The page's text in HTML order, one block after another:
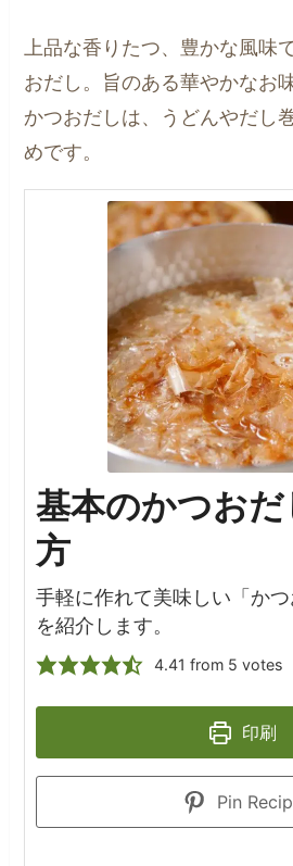
上品な香りたつ、豊かな風味
おだし。旨のある華やかなお
かつおだしは、うどんやだし
めです。
基本のかつおだ
方
手軽に作れて美味しい「かつ
を紹介します。
4.41 from 5 votes
印刷
Pin